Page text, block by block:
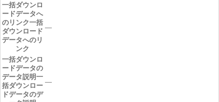
一括ダウンロ
ードデータへ
のリンク一括
ダウンロード
データへのリ
ンク
―
一括ダウンロ
ードデータの
データ説明一
括ダウンロー
ドデータのデ
―